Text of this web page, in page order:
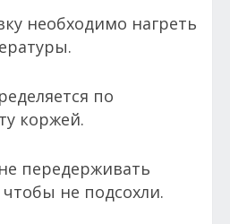
необходимо нагреть
по
коржей.
передерживать
не подсохли.